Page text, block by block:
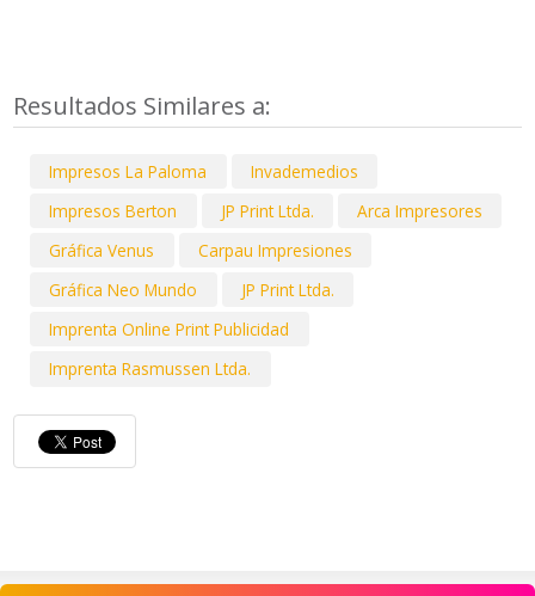
Resultados Similares a:
Impresos La Paloma
Invademedios
Impresos Berton
JP Print Ltda.
Arca Impresores
Gráfica Venus
Carpau Impresiones
Gráfica Neo Mundo
JP Print Ltda.
Imprenta Online Print Publicidad
Imprenta Rasmussen Ltda.